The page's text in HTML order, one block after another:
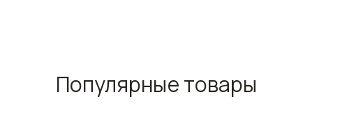
Популярные товары